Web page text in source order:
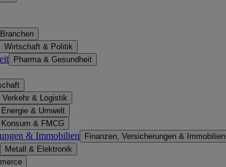
Wirtschaft & Politik
Pharma & Gesundheit
Verkehr & Logistik
Energie & Umwelt
Konsum & FMCG
& Immobilien Finanzen, Versicherungen & Immobilien
Metall & Elektronik